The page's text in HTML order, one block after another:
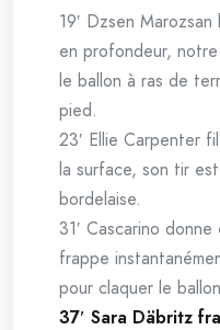
19′ Dzsen
en profondeur,
le ballon à ras de
pied.
23′ Ellie Carpenter
la surface, son tir
bordelaise.
31′ Cascarino
frappe
pour claquer le
37′ Sara Däbritz